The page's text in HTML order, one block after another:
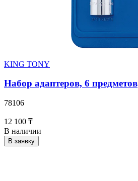
KING TONY
Набор адаптеров, 6 предметов
78106
12 100 ₸
В наличии
В заявку